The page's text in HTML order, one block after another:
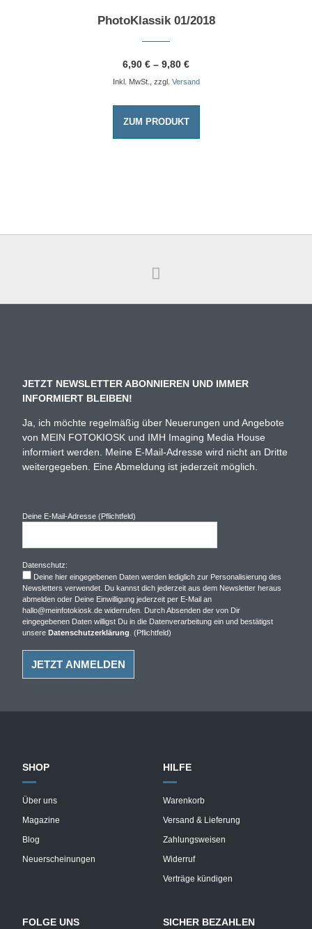
PhotoKlassik 01/2018
6,90 € – 9,80 €
Inkl. MwSt., zzgl. Versand
ZUM PRODUKT
JETZT NEWSLETTER ABONNIEREN UND IMMER
INFORMIERT BLEIBEN!
Ja, ich möchte regelmäßig über Neuerungen und Angebote
von MEIN FOTOKIOSK und IMH Imaging Media House
informiert werden. Meine E-Mail-Adresse wird nicht an Dritte
weitergegeben. Eine Abmeldung ist jederzeit möglich.
Deine E-Mail-Adresse (Pflichtfeld)
Datenschutz:
Deine hier eingegebenen Daten werden lediglich zur Personalisierung des
Newsletters verwendet. Du kannst dich jederzeit aus dem Newsletter heraus
abmelden oder Deine Einwilligung jederzeit per E-Mail an
hallo@meinfotokiosk.de widerrufen. Durch Absenden der von Dir
eingegebenen Daten willigst Du in die Datenverarbeitung ein und bestätigst
unsere Datenschutzerklärung . (Pflichtfeld)
SHOP
Über uns
Magazine
Blog
Neuerscheinungen
HILFE
Warenkorb
Versand & Lieferung
Zahlungsweisen
Widerruf
Verträge kündigen
FOLGE UNS SICHER BEZAHLEN